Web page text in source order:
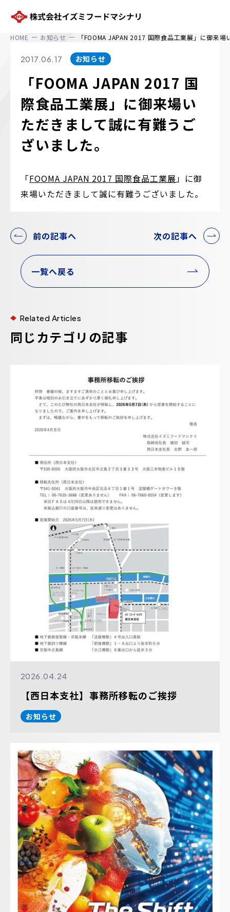
株式会社イズミフードマシナリ
HOME お知らせ 「FOOMA JAPAN 2017 国際食品工業展」に御来
2017.06.17 お知らせ
「FOOMA JAPAN 2017 国
際食品工業展」に御来場い
ただきまして誠に有難うご
ざいました。
「FOOMA JAPAN 2017 国際食品工業展」に御
来場いただきまして誠に有難うございました。
前の記事へ 次の記事へ
一覧へ戻る
Related Articles
同じカテゴリの記事
2026.04.24
【西日本支社】事務所移転のご挨拶
お知らせ